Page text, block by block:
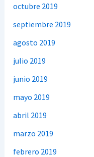
octubre 2019
septiembre 2019
agosto 2019
julio 2019
junio 2019
mayo 2019
abril 2019
marzo 2019
febrero 2019